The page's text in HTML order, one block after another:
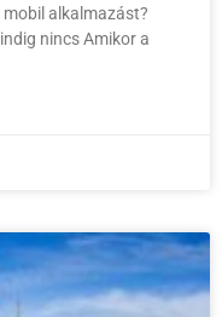
alkalmazást?
nincs Amikor a